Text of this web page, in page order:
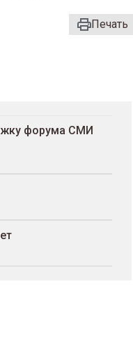
Печать
форума СМИ